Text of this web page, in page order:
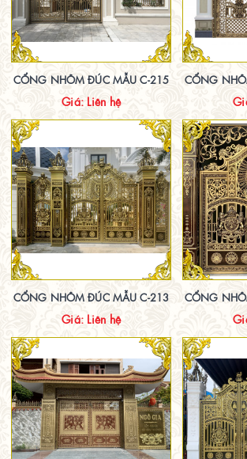
CỔNG NHÔM ĐÚC MẪU C-215
Giá: Liên hệ
CỔNG
CỔNG NHÔM ĐÚC MẪU C-213
Giá: Liên hệ
CỔNG